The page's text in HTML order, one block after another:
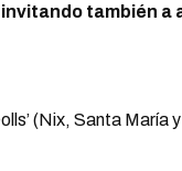
invitando también a
(Nix, Santa María